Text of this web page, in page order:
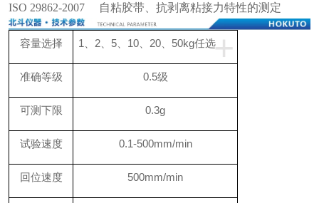
ISO 29862-2007 自粘胶带、抗剥离粘接力特性的测定
+
容量选择 1、2、5、10、20、50kg任选
准确等级 0.5级
可测下限 0.3g
试验速度 0.1-500mm/min
回位速度 500mm/min